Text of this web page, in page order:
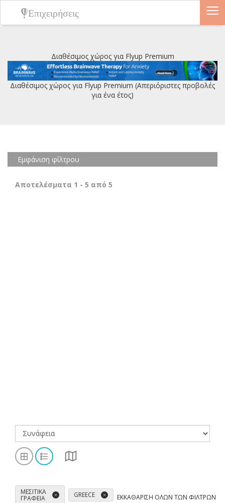
Διαθέσιμος χώρος για Flyup Premium
Διαθέσιμος χώρος για Flyup Premium (Απεριόριστες προβολές
για ένα έτος)
Εμφάνιση φίλτρου
Αποτελέσματα 1 - 5 από 5
ΜΕΣΙΤΙΚΆ
ΓΡΑΦΕΊΑ GREECE ΕΚΚΑΘΆΡΙΣΗ ΌΛΩΝ ΤΩΝ ΦΊΛΤΡΩΝ
Επιχειρήσεις ≡